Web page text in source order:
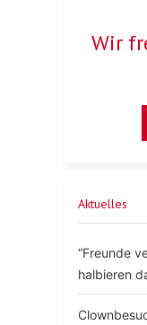
Wir
Aktuelles
“Freunde
halbieren